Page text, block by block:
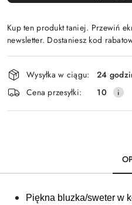
Kup ten produkt taniej. Przewiń
newsletter. Dostaniesz kod
Dostępność
i
dostawa
Wysyłka w ciągu:
24
Cena przesyłki:
10
Piękna bluzka/sweter w